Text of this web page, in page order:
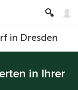
in Dresden
in Ihrer